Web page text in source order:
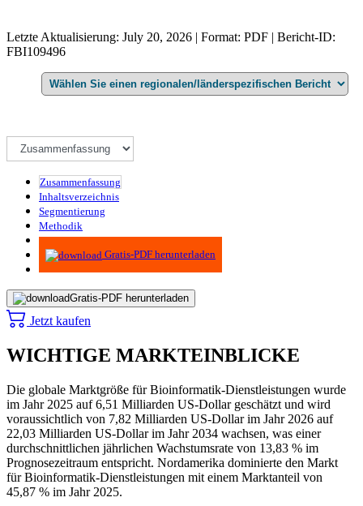
Letzte Aktualisierung: July 20, 2026 | Format: PDF | Bericht-ID:
FBI109496
Zusammenfassung
Inhaltsverzeichnis
Segmentierung
Methodik
Infografiken
Gratis-PDF herunterladen
Gratis-PDF herunterladen
Jetzt kaufen
WICHTIGE MARKTEINBLICKE
Die globale Marktgröße für Bioinformatik-Dienstleistungen wurde
im Jahr 2025 auf 6,51 Milliarden US-Dollar geschätzt und wird
voraussichtlich von 7,82 Milliarden US-Dollar im Jahr 2026 auf
22,03 Milliarden US-Dollar im Jahr 2034 wachsen, was einer
durchschnittlichen jährlichen Wachstumsrate von 13,83 % im
Prognosezeitraum entspricht. Nordamerika dominierte den Markt
für Bioinformatik-Dienstleistungen mit einem Marktanteil von
45,87 % im Jahr 2025.